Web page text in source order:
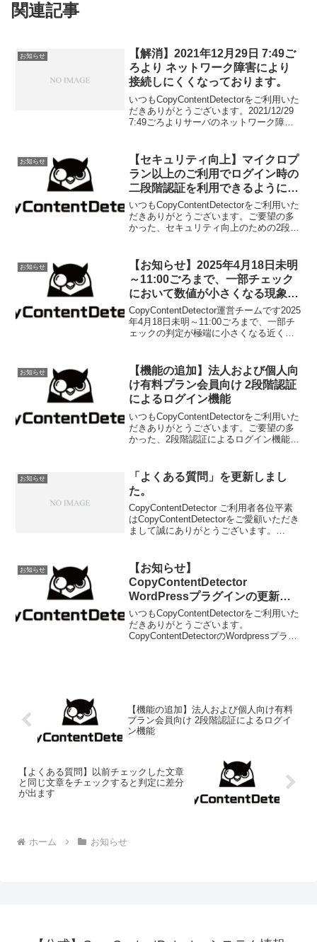
関連記事
お知らせ
【解消】2021年12月29日 7:49ご
ろより ネットワーク障害により
接続しにくくなっております。
いつもCopyContentDetectorをご利用いた
だきありがとうございます。2021/12/29
7:49ごろよりサーバのネットワーク障害
問い合わせ中です。しばら...
お知らせ
【セキュリティ向上】マイクロプ
ラン以上のご利用でログイン時の
二段階認証を利用できるようにな
りました
いつもCopyContentDetectorをご利用いた
だきありがとうございます。ご要望の多
かった、セキュリティ向上のための2段階
ようになりました。リリース後、ご利用
い...
お知らせ
【お知らせ】2025年4月18日未明
～11:00ごろまで、一部チェック
において数値が小さくなる現象が
発生
CopyContentDetector運営チームです2025
年4月18日未明～11:00ごろまで、一部チ
ェックの判定が極端に小さくなる近くな
め、正しく文章を認識することが...
お知らせ
【機能の追加】法人および個人向
け有料プラン会員向け 2段階認証
によるログイン機能
いつもCopyContentDetectorをご利用いた
だきありがとうございます。ご要望の多
かった、2段階認証によるログイン機能を
ンをご利用中のユーザ様 個人向けマイ...
お知らせ
「よくある質問」を更新しまし
た。
CopyContentDetector ご利用者各位平素
はCopyContentDetectorをご愛顧いただき
まして誠にありがとうございます。
下二点を追記いたしま...
お知らせ
【お知らせ】
CopyContentDetector
WordPressプラグインの更新の
お知らせ
いつもCopyContentDetectorをご利用いた
だきありがとうございます。
CopyContentDetectorのWordpressプラグ
【機能の追加】法人および個人向け有料
プラン会員向け 2段階認証によるログイ
ン機能
【よくある質問】以前チェックした文章
と同じ文章をチェックすると判定に差分
が出ます
ホーム お知らせ